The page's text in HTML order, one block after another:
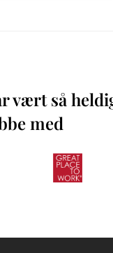
vært så
med